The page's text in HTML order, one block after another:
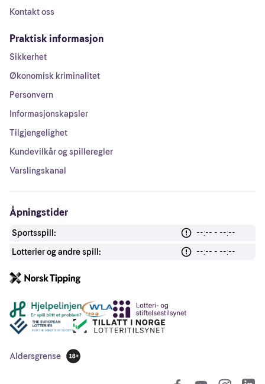
Kontakt oss
Praktisk informasjon
Sikkerhet
Økonomisk kriminalitet
Personvern
Informasjonskapsler
Tilgjengelighet
Kundevilkår og spilleregler
Varslingskanal
Åpningstider
Sportsspill:
--:-- - --:--
Lotterier og andre spill:
--:-- - --:--
Andre lenker
Aldersgrense
18 år